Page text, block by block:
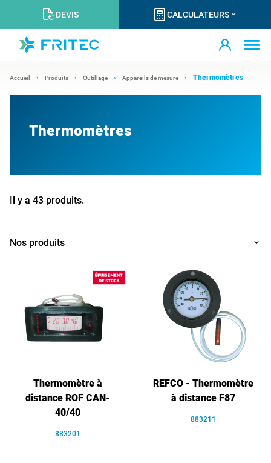
DEVIS CALCULATEURS
Accueil Produits Outillage Appareils de mesure Thermomètres
Thermomètres
Il y a 43 produits.
Nos produits
Thermomètre à
distance ROF CAN-
40/40
883201
REFCO - Thermomètre
à distance F87
883211